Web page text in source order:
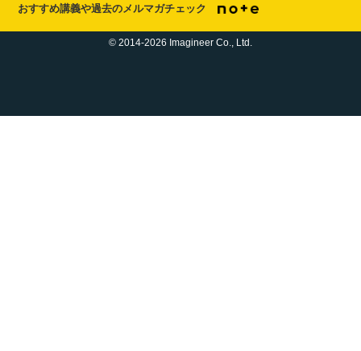
おすすめ講義や過去のメルマガチェック
© 2014-2026 Imagineer Co., Ltd.